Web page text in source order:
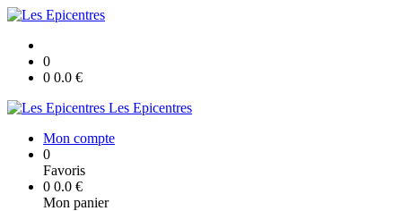
0
0 0.0 €
Les Epicentres
Mon compte
0
Favoris
0 0.0 €
Mon panier